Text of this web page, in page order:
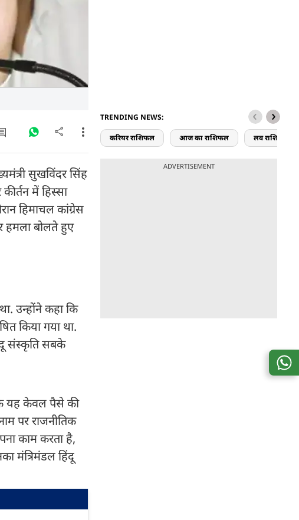
सुखविंदर सिंह
में हिस्सा
हिमाचल कांग्रेस
हमला बोलते हुए
उन्होंने कहा कि
किया गया था.
संस्कृति सबके
यह केवल पैसे की
पर राजनीतिक
काम करता है,
मंत्रिमंडल हिंदू
TRENDING NEWS:
करियर राशिफल आज का राशिफल लव राशिफल
ADVERTISEMENT